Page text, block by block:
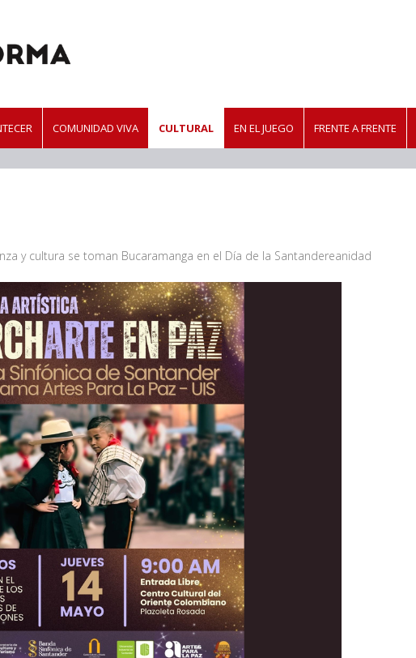
COMUNIDAD VIVA CULTURAL EN EL JUEGO FRENTE A FRENTE
y cultura se toman Bucaramanga en el Día de la Santandereanidad